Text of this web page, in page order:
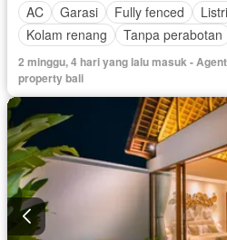
AC
Garasi Fully fenced
Kolam renang
Tanpa perabotan
2 minggu, 4 hari yang lalu masuk -
property bali